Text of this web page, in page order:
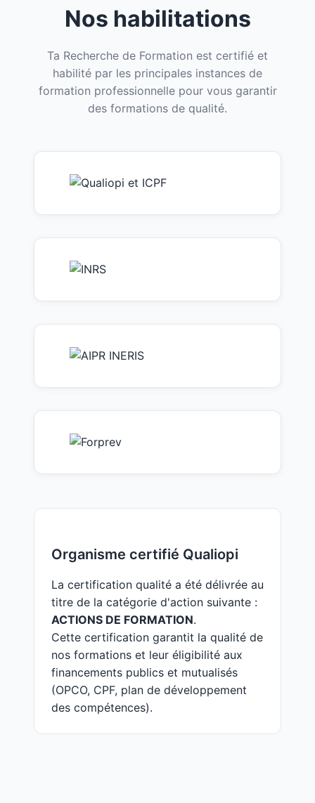
Nos habilitations
Ta Recherche de Formation est certifié et
habilité par les principales instances de
formation professionnelle pour vous garantir
des formations de qualité.
Organisme certifié Qualiopi
La certification qualité a été délivrée au
titre de la catégorie d'action suivante :
ACTIONS DE FORMATION.
Cette certification garantit la qualité de
nos formations et leur éligibilité aux
financements publics et mutualisés
(OPCO, CPF, plan de développement
des compétences).